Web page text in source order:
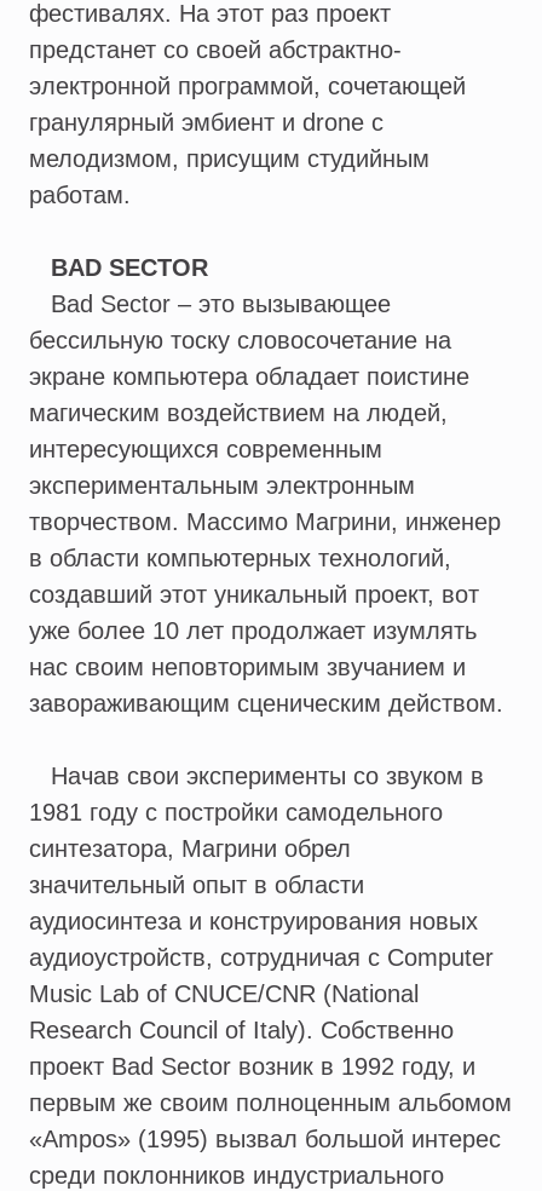
фестивалях. На этот раз проект
предстанет со своей абстрактно-
электронной программой, сочетающей
гранулярный эмбиент и drone с
мелодизмом, присущим студийным
работам.
BAD SECTOR
Bad Sector – это вызывающее
бессильную тоску словосочетание на
экране компьютера обладает поистине
магическим воздействием на людей,
интересующихся современным
экспериментальным электронным
творчеством. Массимо Магрини, инженер
в области компьютерных технологий,
создавший этот уникальный проект, вот
уже более 10 лет продолжает изумлять
нас своим неповторимым звучанием и
завораживающим сценическим действом.
Начав свои эксперименты со звуком в
1981 году с постройки самодельного
синтезатора, Магрини обрел
значительный опыт в области
аудиосинтеза и конструирования новых
аудиоустройств, сотрудничая с Computer
Music Lab of CNUCE/CNR (National
Research Council of Italy). Собственно
проект Bad Sector возник в 1992 году, и
первым же своим полноценным альбомом
«Ampos» (1995) вызвал большой интерес
среди поклонников индустриального